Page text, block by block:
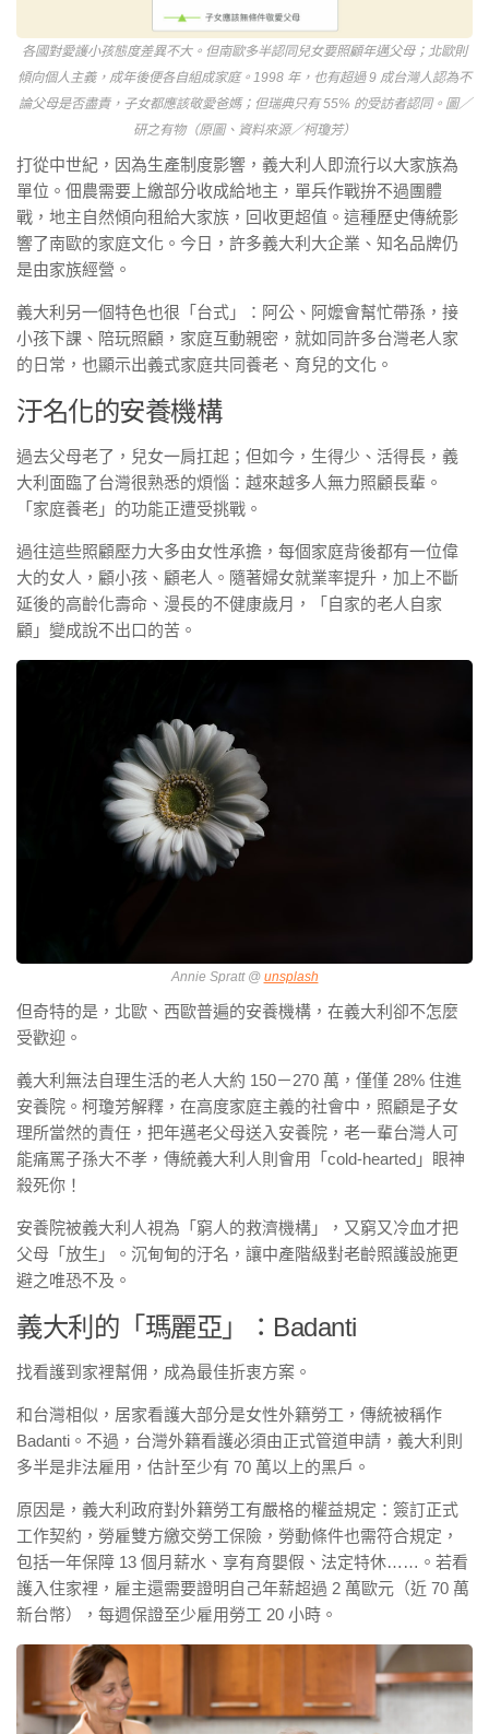
各國對愛護小孩態度差異不大。但南歐多半認同兒女要照顧年邁父母；北歐則
傾向個人主義，成年後便各自組成家庭。1998 年，也有超過 9 成台灣人認為不
論父母是否盡責，子女都應該敬愛爸媽；但瑞典只有 55% 的受訪者認同。圖／
研之有物（原圖、資料來源／柯瓊芳）
打從中世紀，因為生產制度影響，義大利人即流行以大家族為
單位。佃農需要上繳部分收成給地主，單兵作戰拚不過團體
戰，地主自然傾向租給大家族，回收更超值。這種歷史傳統影
響了南歐的家庭文化。今日，許多義大利大企業、知名品牌仍
是由家族經營。
義大利另一個特色也很「台式」：阿公、阿嬤會幫忙帶孫，接
小孩下課、陪玩照顧，家庭互動親密，就如同許多台灣老人家
的日常，也顯示出義式家庭共同養老、育兒的文化。
汙名化的安養機構
過去父母老了，兒女一肩扛起；但如今，生得少、活得長，義
大利面臨了台灣很熟悉的煩惱：越來越多人無力照顧長輩。
「家庭養老」的功能正遭受挑戰。
過往這些照顧壓力大多由女性承擔，每個家庭背後都有一位偉
大的女人，顧小孩、顧老人。隨著婦女就業率提升，加上不斷
延後的高齡化壽命、漫長的不健康歲月，「自家的老人自家
顧」變成說不出口的苦。
Annie Spratt @ unsplash
但奇特的是，北歐、西歐普遍的安養機構，在義大利卻不怎麼
受歡迎。
義大利無法自理生活的老人大約 150－270 萬，僅僅 28% 住進
安養院。柯瓊芳解釋，在高度家庭主義的社會中，照顧是子女
理所當然的責任，把年邁老父母送入安養院，老一輩台灣人可
能痛罵子孫大不孝，傳統義大利人則會用「cold-hearted」眼神
殺死你！
安養院被義大利人視為「窮人的救濟機構」，又窮又冷血才把
父母「放生」。沉甸甸的汙名，讓中產階級對老齡照護設施更
避之唯恐不及。
義大利的「瑪麗亞」：Badanti
找看護到家裡幫佣，成為最佳折衷方案。
和台灣相似，居家看護大部分是女性外籍勞工，傳統被稱作
Badanti。不過，台灣外籍看護必須由正式管道申請，義大利則
多半是非法雇用，估計至少有 70 萬以上的黑戶。
原因是，義大利政府對外籍勞工有嚴格的權益規定：簽訂正式
工作契約，勞雇雙方繳交勞工保險，勞動條件也需符合規定，
包括一年保障 13 個月薪水、享有育嬰假、法定特休……。若看
護入住家裡，雇主還需要證明自己年薪超過 2 萬歐元（近 70 萬
新台幣），每週保證至少雇用勞工 20 小時。